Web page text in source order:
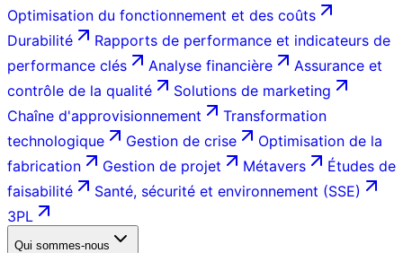
Optimisation du fonctionnement et des coûts
Durabilité
Rapports de performance et indicateurs de
performance clés
Analyse financière
Assurance et
contrôle de la qualité
Solutions de marketing
Chaîne d'approvisionnement
Transformation
technologique
Gestion de crise
Optimisation de la
fabrication
Gestion de projet Métavers
Études de
faisabilité
Santé, sécurité et environnement (SSE)
3PL
Qui sommes-nous